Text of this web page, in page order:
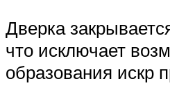
Дверка
что исключает
образования искр